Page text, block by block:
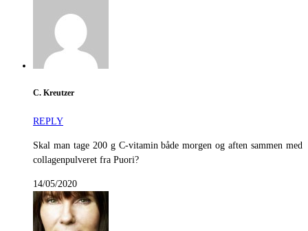
C. Kreutzer
REPLY
Skal man tage 200 g C-vitamin både morgen og aften sammen med
collagenpulveret fra Puori?
14/05/2020